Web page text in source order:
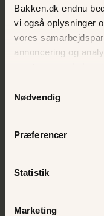
Bakken.dk endnu
vi også oplysninger
vores
annoncering og
næste gang, du
Nødvendig
Præferencer
Statistik
Marketing
Grupper
Er du på
og hyggelig
så kontakt